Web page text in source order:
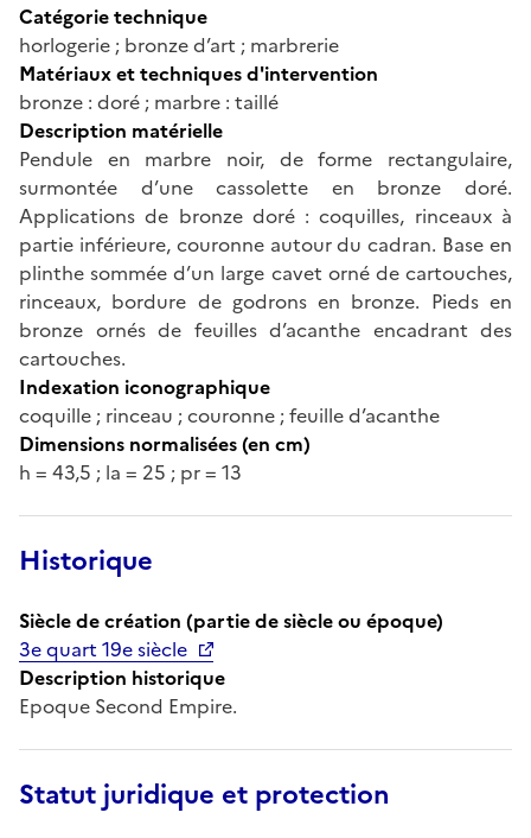
Catégorie technique
horlogerie ; bronze d’art ; marbrerie
Matériaux et techniques d'intervention
bronze : doré ; marbre : taillé
Description matérielle
Pendule en marbre noir, de forme rectangulaire,
surmontée d’une cassolette en bronze doré.
Applications de bronze doré : coquilles, rinceaux à
partie inférieure, couronne autour du cadran. Base en
plinthe sommée d’un large cavet orné de cartouches,
rinceaux, bordure de godrons en bronze. Pieds en
bronze ornés de feuilles d’acanthe encadrant des
cartouches.
Indexation iconographique
coquille ; rinceau ; couronne ; feuille d’acanthe
Dimensions normalisées (en cm)
h = 43,5 ; la = 25 ; pr = 13
Historique
Siècle de création (partie de siècle ou époque)
3e quart 19e siècle
Description historique
Epoque Second Empire.
Statut juridique et protection